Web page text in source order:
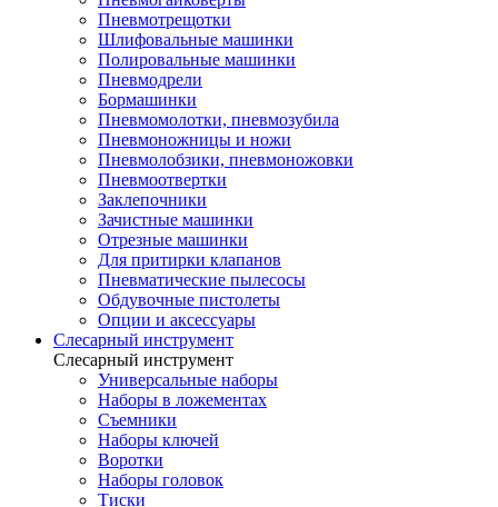
Пневмотрещотки
Шлифовальные машинки
Полировальные машинки
Пневмодрели
Бормашинки
Пневмомолотки, пневмозубила
Пневмоножницы и ножи
Пневмолобзики, пневмоножовки
Пневмоотвертки
Заклепочники
Зачистные машинки
Отрезные машинки
Для притирки клапанов
Пневматические пылесосы
Обдувочные пистолеты
Опции и аксессуары
Слесарный инструмент
Слесарный инструмент
Универсальные наборы
Наборы в ложементах
Съемники
Наборы ключей
Воротки
Наборы головок
Тиски